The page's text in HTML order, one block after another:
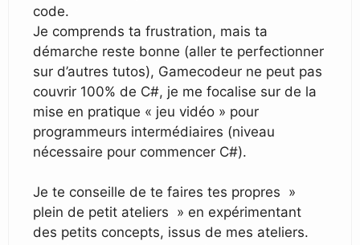
code.
Je comprends ta frustration, mais ta
démarche reste bonne (aller te perfectionner
sur d’autres tutos), Gamecodeur ne peut pas
couvrir 100% de C#, je me focalise sur de la
mise en pratique « jeu vidéo » pour
programmeurs intermédiaires (niveau
nécessaire pour commencer C#).
Je te conseille de te faires tes propres »
plein de petit ateliers » en expérimentant
des petits concepts, issus de mes ateliers.